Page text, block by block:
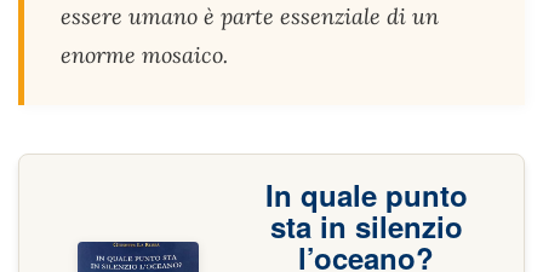
essere umano è parte essenziale di un
enorme mosaico.
In quale punto
sta in silenzio
l’oceano?